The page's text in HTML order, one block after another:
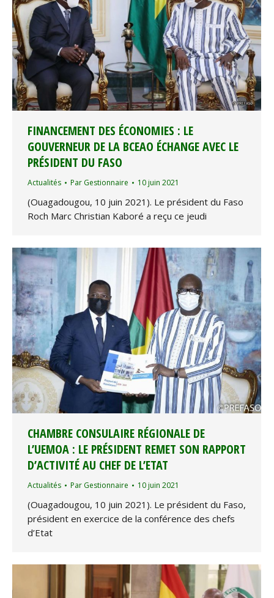
FINANCEMENT DES ÉCONOMIES : LE
GOUVERNEUR DE LA BCEAO ÉCHANGE AVEC LE
PRÉSIDENT DU FASO
Actualités Par Gestionnaire 10 juin 2021
(Ouagadougou, 10 juin 2021). Le président du Faso
Roch Marc Christian Kaboré a reçu ce jeudi
CHAMBRE CONSULAIRE RÉGIONALE DE
L’UEMOA : LE PRÉSIDENT REMET SON RAPPORT
D’ACTIVITÉ AU CHEF DE L’ETAT
Actualités Par Gestionnaire 10 juin 2021
(Ouagadougou, 10 juin 2021). Le président du Faso,
président en exercice de la conférence des chefs
d’Etat